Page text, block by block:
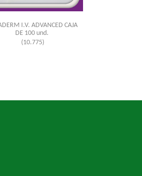
I.V. ADVANCED CAJA
DE 100 und.
(10.775)